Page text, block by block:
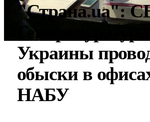
"Страна.ua":
Генпрокуратура
Украины
обыски в
НАБУ